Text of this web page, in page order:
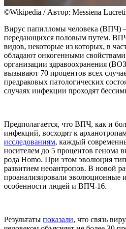
©Wikipedia / Автор: Messiena
Вирус папилломы человека (ВПЧ)
передающихся половым путем.
видов, некоторые из которых, в
обладают онкогенными
организации здравоохранения
вызывают 70 процентов всех
предраковых патологических
случаях инфекции проходят
Предполагается, что ВПЧ, как и
инфекций, восходят к
исследованиям, каждый
носителем до 5 процентов генома
рода Homo. При этом эволюция
развитием неоантропов. В новой
проанализировали эволюционные
особенности людей и ВПЧ-16.
Результаты показали, что связь